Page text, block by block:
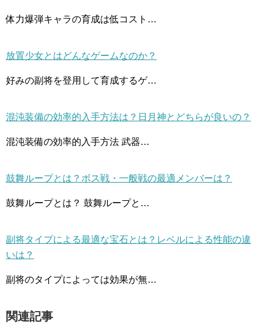
体力爆弾キャラの育成は低コスト…
放置少女とはどんなゲームなのか？
好みの副将を登用して育成するゲ…
混沌装備の効率的入手方法は？日月神とどちらが良いの？
混沌装備の効率的入手方法 武器…
鼓舞ループとは？ボス戦・一般戦の最適メンバーは？
鼓舞ループとは？ 鼓舞ループと…
副将タイプによる最適な宝石とは？レベルによる性能の違
いは？
副将のタイプによっては効果が無…
関連記事